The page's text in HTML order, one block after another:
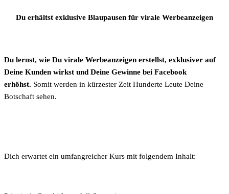
Du erhältst exklusive Blaupausen für virale Werbeanzeigen
Du lernst, wie Du virale Werbeanzeigen erstellst, exklusiver auf
Deine Kunden wirkst und Deine Gewinne bei Facebook
erhöhst. Somit werden in kürzester Zeit Hunderte Leute Deine
Botschaft sehen.
Dich erwartet ein umfangreicher Kurs mit folgendem Inhalt: